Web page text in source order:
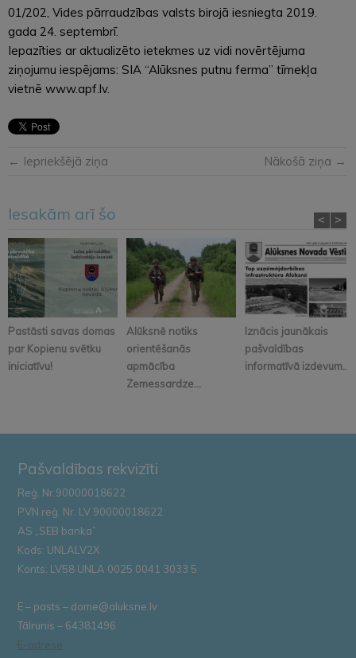
01/202, Vides pārraudzības valsts birojā iesniegta 2019.
gada 24. septembrī.
Iepazīties ar aktualizēto ietekmes uz vidi novērtējuma
ziņojumu iespējams: SIA “Alūksnes putnu ferma” tīmekļa
vietnē www.apf.lv.
← Iepriekšējā ziņa Nākošā ziņa →
Iesakām arī šo
Pastāsti savas domas
par Kopienu svētku
iniciatīvu!
Alūksnē notiks
orientēšanās
apmācība
Zemessardze...
Iznācis jaunākais
pašvaldības
informatīvā izdevum...
< >
Pašvaldības rekvizīti
Reģ. Nr.90000018622
PVN reģ. Nr. LV 90000018622
AS „SEB banka”
Kods: UNLALV2X
Konts: LV58 UNLA 0025 0041 3033 5
E – pasts – dome@aluksne.lv
Tālrunis – 64381496
E-adrese